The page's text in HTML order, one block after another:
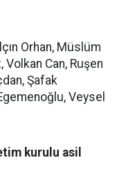
Orhan, Müslüm
Volkan Can, Ruşen
Şafak
Veysel
kurulu asil